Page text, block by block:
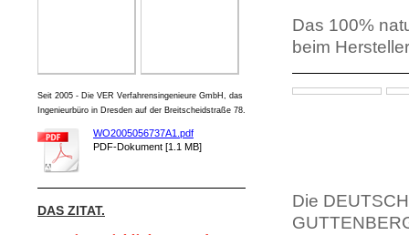
Seit 2005 - Die VER Verfahrensingenieure GmbH, das
Ingenieurbüro in Dresden auf der Breitscheidstraße 78.
WO2005056737A1.pdf
PDF-Dokument [1.1 MB]
DAS ZITAT.
Das 100%
beim
Die